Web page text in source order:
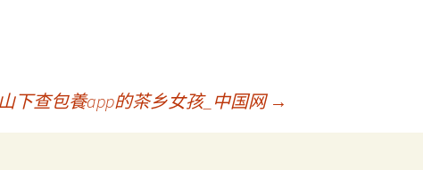
下查包養app的茶乡女孩_中国网 →